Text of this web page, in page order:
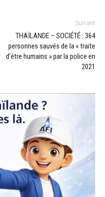
Suivant
THAÏLANDE – SOCIÉTÉ : 364
personnes sauvés de la « traite
d’être humains » par la police en
2021